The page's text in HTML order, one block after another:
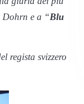
e a “Blu
regista svizzero